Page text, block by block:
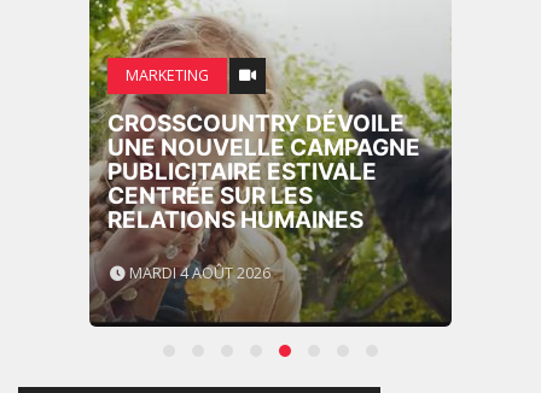
MARKETING
CROSSCOUNTRY DÉVOILE
UNE NOUVELLE CAMPAGNE
PUBLICITAIRE ESTIVALE
CENTRÉE SUR LES
RELATIONS HUMAINES
MARDI 4 AOÛT 2026